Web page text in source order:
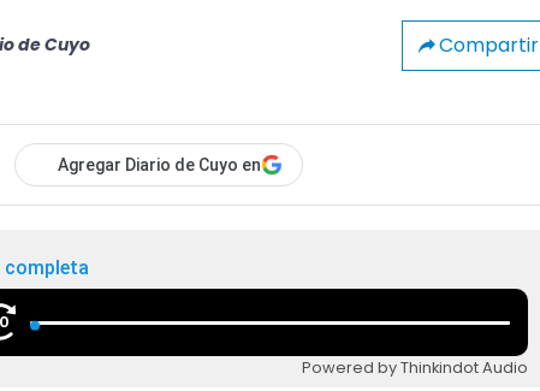
de Cuyo Compartir
Agregar Diario de Cuyo en
completa
Powered by Thinkindot Audio